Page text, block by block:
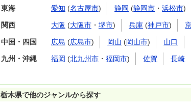
東海 愛知 (名古屋市) 静岡 (静岡市 ・浜松市)
関西 大阪 (大阪市 ・ 堺市) 兵庫 (神戸市)
中国・四国 広島 (広島市) 岡山 (岡山市) 山口
九州・沖縄 福岡 (北九州市 ・ 福岡市) 佐賀 長崎
栃木県で他のジャンルから探す